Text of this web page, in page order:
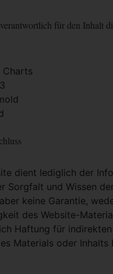
für den Inhalt
Charts
dient lediglich der
Sorgfalt und Wissen
keine Garantie,
des Website-
Haftung für
Materials oder